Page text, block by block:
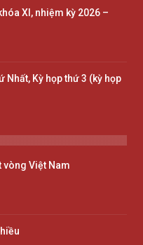
XI, nhiệm kỳ 2026 –
Nhất, Kỳ họp thứ 3 (kỳ họp
vòng Việt Nam